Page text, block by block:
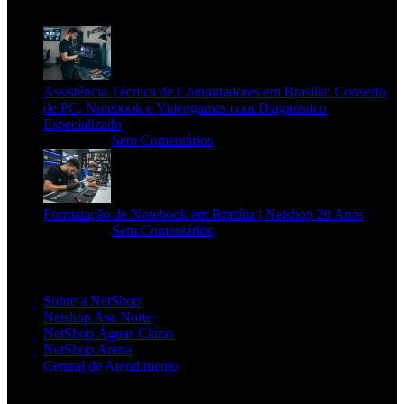
Assistência Técnica de Computadores em Brasília: Conserto
de PC, Notebook e Videogames com Diagnóstico
Especializado
Sem Comentários
Formatação de Notebook em Brasília | Netshop 20 Anos
Sem Comentários
Sobre a NetShop
Netshop Asa Norte
NetShop Águas Claras
NetShop Arena
Central de Atendimento